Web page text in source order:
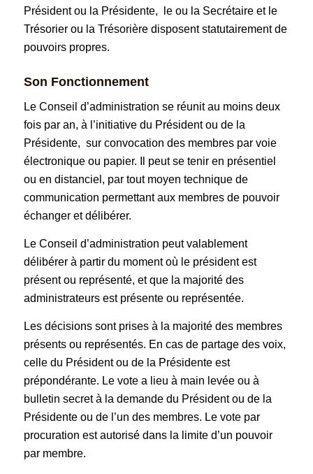
Président ou la Présidente, le ou la Secrétaire et le
Trésorier ou la Trésorière disposent statutairement de
pouvoirs propres.
Son Fonctionnement
Le Conseil d’administration se réunit au moins deux
fois par an, à l’initiative du Président ou de la
Présidente, sur convocation des membres par voie
électronique ou papier. Il peut se tenir en présentiel
ou en distanciel, par tout moyen technique de
communication permettant aux membres de pouvoir
échanger et délibérer.
Le Conseil d’administration peut valablement
délibérer à partir du moment où le président est
présent ou représenté, et que la majorité des
administrateurs est présente ou représentée.
Les décisions sont prises à la majorité des membres
présents ou représentés. En cas de partage des voix,
celle du Président ou de la Présidente est
prépondérante. Le vote a lieu à main levée ou à
bulletin secret à la demande du Président ou de la
Présidente ou de l’un des membres. Le vote par
procuration est autorisé dans la limite d’un pouvoir
par membre.